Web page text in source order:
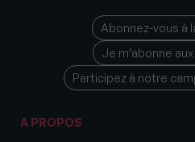
Abonnez-vous à
Je m’abonne
Participez à notre
A PROPOS